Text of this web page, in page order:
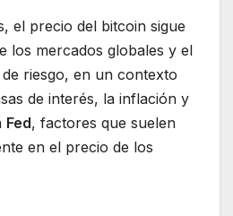
el precio del bitcoin sigue
los mercados globales y el
riesgo, en un contexto
de interés, la inflación y
Fed, factores que suelen
en el precio de los